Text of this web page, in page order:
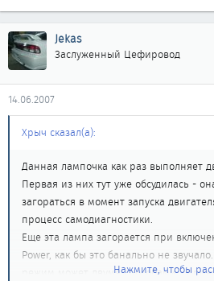
Jekas
Заслуженный Цефировод
14.06.2007
Хрыч сказал(а):
Данная лампочка как раз выполняет
Первая из них тут уже обсудилась -
загораться в момент запуска
процесс самодиагностики.
Еще эта лампа загорается при
Power, как бы это банально не
режим может двумя способами -
Нажмите, чтобы